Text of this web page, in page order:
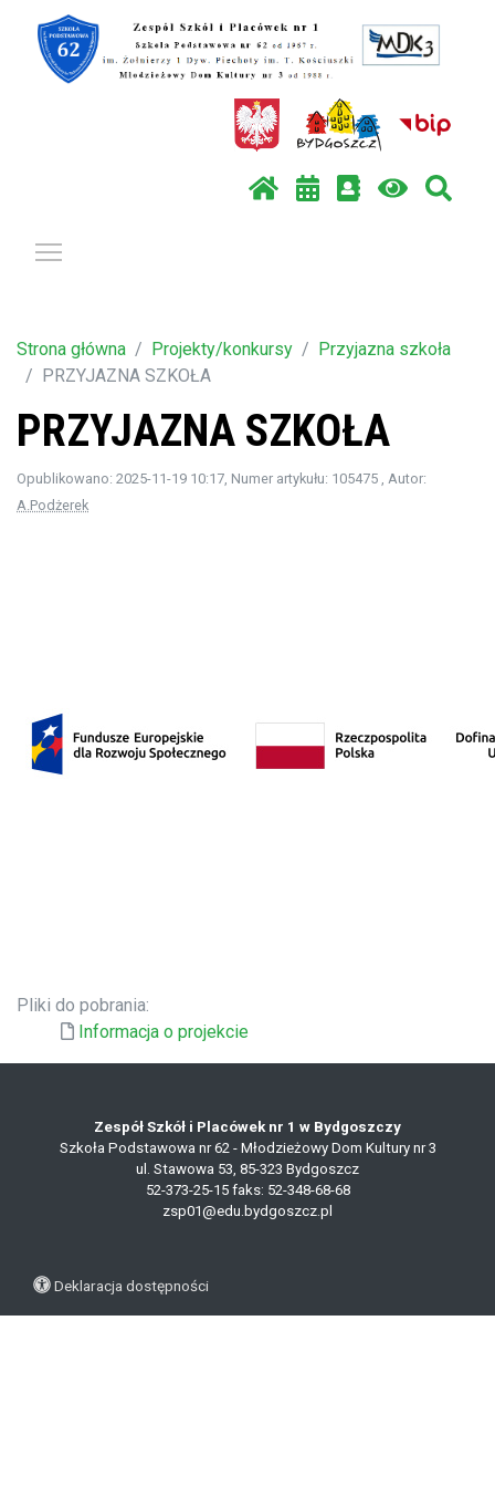
Strona główna Projekty/konkursy
Przyjazna szkoła
PRZYJAZNA SZKOŁA
PRZYJAZNA SZKOŁA
Opublikowano: 2025-11-19 10:17 , Numer artykułu: 105475
, Autor:
A.Podżerek
Pliki do pobrania:
Informacja o projekcie
Zespół Szkół i Placówek nr 1 w Bydgoszczy
Szkoła Podstawowa nr 62 - Młodzieżowy Dom Kultury nr 3
ul. Stawowa 53, 85-323 Bydgoszcz
52-373-25-15faks: 52-348-68-68
zsp01@edu.bydgoszcz.pl
Deklaracja dostępności